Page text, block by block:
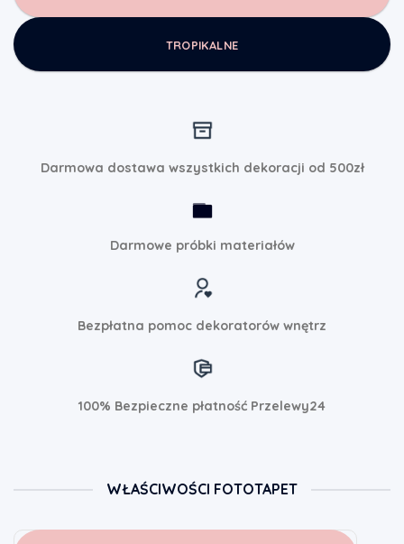
TROPIKALNE
Darmowa dostawa wszystkich dekoracji od 500zł
Darmowe próbki materiałów
Bezpłatna pomoc dekoratorów wnętrz
100% Bezpieczne płatność Przelewy24
WŁAŚCIWOŚCI FOTOTAPET